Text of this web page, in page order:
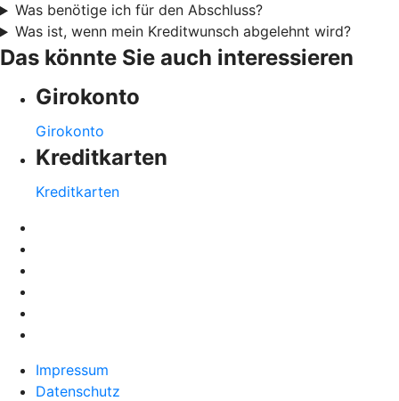
Was benötige ich für den Abschluss?
Was ist, wenn mein Kreditwunsch abgelehnt wird?
Das könnte Sie auch interessieren
Girokonto
Girokonto
Kreditkarten
Kreditkarten
Impressum
Datenschutz